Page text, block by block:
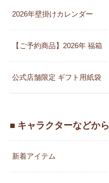
2026年壁掛けカレンダー
【ご予約商品】2026年 福箱
公式店舗限定 ギフト用紙袋
■ キャラクターなどから
新着アイテム